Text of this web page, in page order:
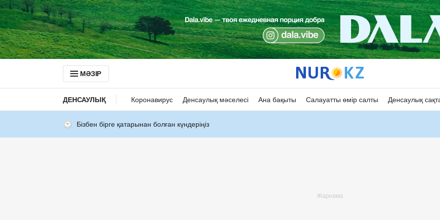
МӘЗІР
ДЕНСАУЛЫҚ Коронавирус Денсаулық мәселесі Ана бақыты Салауатты өмір салты Денсаулық
Бізбен бірге қатарынан болған күндеріңіз